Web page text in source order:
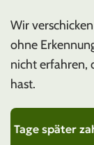
Wir
ohne
nicht erfahren,
hast.
später zahlen